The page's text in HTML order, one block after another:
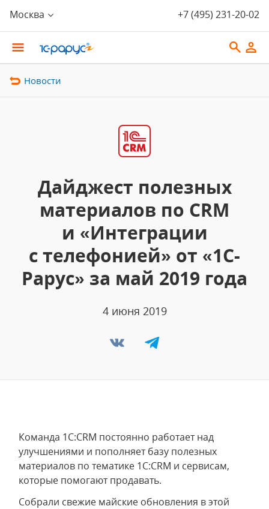
Москва +7 (495) 231-20-02
Новости
Дайджест полезных
материалов по CRM
и «Интеграции
с телефонией» от «1С-
Рарус» за май 2019 года
4 июня 2019
Команда 1С:CRM постоянно работает над
улучшениями и пополняет базу полезных
материалов по тематике 1С:CRM и сервисам,
которые помогают продавать.
Собрали свежие майские обновления в этой